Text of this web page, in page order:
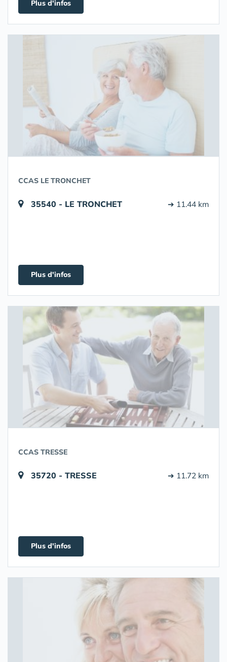
Plus d'infos
CCAS LE TRONCHET
35540 - LE TRONCHET ➔ 11.44 km
Plus d'infos
CCAS TRESSE
35720 - TRESSE ➔ 11.72 km
Plus d'infos